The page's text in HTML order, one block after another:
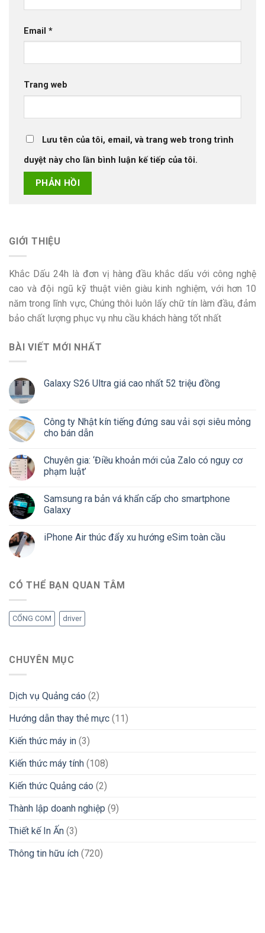
Email *
Trang web
Lưu tên của tôi, email, và trang web trong trình
duyệt này cho lần bình luận kế tiếp của tôi.
GIỚI THIỆU
Khắc Dấu 24h là đơn vị hàng đầu khắc dấu với công nghệ
cao và đội ngũ kỹ thuật viên giàu kinh nghiệm, với hơn 10
năm trong lĩnh vực, Chúng thôi luôn lấy chữ tín làm đầu, đảm
bảo chất lượng phục vụ nhu cầu khách hàng tốt nhất
BÀI VIẾT MỚI NHẤT
Galaxy S26 Ultra giá cao nhất 52 triệu đồng
Công ty Nhật kín tiếng đứng sau vải sợi siêu mỏng
cho bán dẫn
Chuyên gia: ‘Điều khoản mới của Zalo có nguy cơ
phạm luật’
Samsung ra bản vá khẩn cấp cho smartphone
Galaxy
iPhone Air thúc đẩy xu hướng eSim toàn cầu
CÓ THỂ BẠN QUAN TÂM
CỔNG COM driver
CHUYÊN MỤC
Dịch vụ Quảng cáo (2)
Hướng dẫn thay thẻ mực (11)
Kiến thức máy in (3)
Kiến thức máy tính (108)
Kiến thức Quảng cáo (2)
Thành lập doanh nghiệp (9)
Thiết kế In Ấn (3)
Thông tin hữu ích (720)